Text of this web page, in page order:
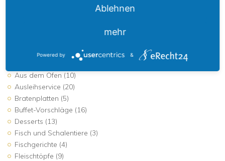
BUFFET/MENÜ KATEGORIEN
(5)
Aus dem Ofen (10)
Ausleihservice (20)
Bratenplatten (5)
Buffet-Vorschläge (16)
Desserts (13)
Fisch und Schalentiere (3)
Fischgerichte (4)
Fleischtöpfe (9)
Ablehnen
mehr
Powered by &